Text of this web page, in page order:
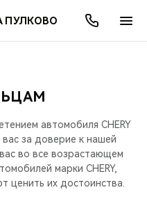
ПУЛКОВО
автомобиля CHERY
за доверие к нашей
во все возрастающем
марки CHERY,
ценить их достоинства.